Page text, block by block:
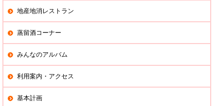
地産地消レストラン
蒸留酒コーナー
みんなのアルバム
利用案内・アクセス
基本計画